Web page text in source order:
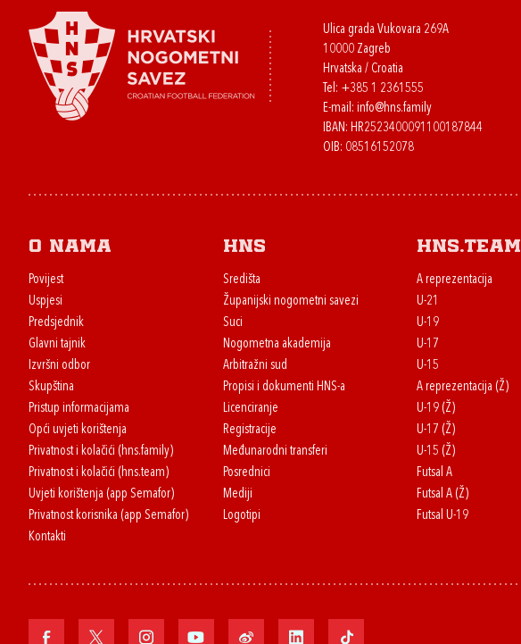
Ulica grada Vukovara 269A
10000 Zagreb
Hrvatska / Croatia
Tel: +385 1 2361555
E-mail: info@hns.family
IBAN: HR2523400091100187844
OIB: 08516152078
O nama
Povijest
Uspjesi
Predsjednik
Glavni tajnik
Izvršni odbor
Skupština
Pristup informacijama
Opći uvjeti korištenja
Privatnost i kolačići (hns.family)
Privatnost i kolačići (hns.team)
Uvjeti korištenja (app Semafor)
Privatnost korisnika (app Semafor)
Kontakti
HNS
Središta
Županijski nogometni savezi
Suci
Nogometna akademija
Arbitražni sud
Propisi i dokumenti HNS-a
Licenciranje
Registracije
Međunarodni transferi
Posrednici
Mediji
Logotipi
HNS.team
A reprezentacija
U-21
U-19
U-17
U-15
A reprezentacija (Ž)
U-19 (Ž)
U-17 (Ž)
U-15 (Ž)
Futsal A
Futsal A (Ž)
Futsal U-19